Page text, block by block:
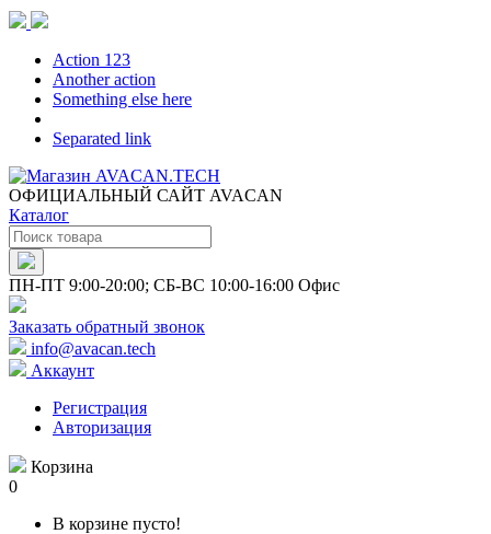
Action 123
Another action
Something else here
Separated link
ОФИЦИАЛЬНЫЙ САЙТ AVACAN
Каталог
ПН-ПТ 9:00-20:00; СБ-ВС 10:00-16:00 Офис
Заказать обратный звонок
info@avacan.tech
Аккаунт
Регистрация
Авторизация
Корзина
0
В корзине пусто!